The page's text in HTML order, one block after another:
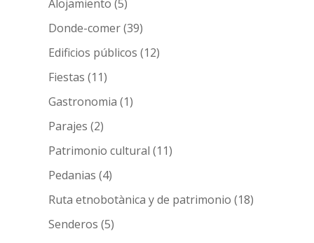
Alojamiento (5)
Donde-comer(39)
Edificios públicos (12)
Fiestas (11)
Gastronomia (1)
Parajes (2)
Patrimonio cultural (11)
Pedanias (4)
Ruta etnobotànica y de patrimonio (18)
Senderos (5)